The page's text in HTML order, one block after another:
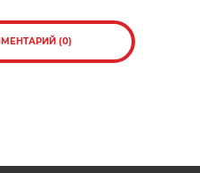
на получение одного
Их обладатели будут